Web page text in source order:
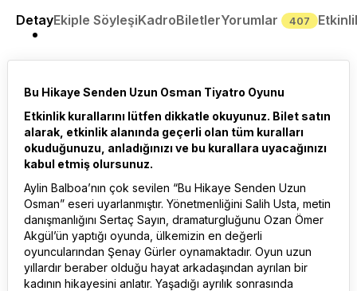
DetayEkiple SöyleşiKadroBiletlerYorumlar 407
Bu Hikaye Senden Uzun Osman Tiyatro Oyunu
Etkinlik kurallarını lütfen dikkatle okuyunuz. Bilet satın
alarak, etkinlik alanında geçerli olan tüm kuralları
okuduğunuzu, anladığınızı ve bu kurallara uyacağınızı
kabul etmiş olursunuz.
Aylin Balboa’nın çok sevilen “Bu Hikaye Senden Uzun
Osman” eseri uyarlanmıştır. Yönetmenliğini Salih Usta, metin
danışmanlığını Sertaç Sayın, dramaturgluğunu Ozan Ömer
Akgül’ün yaptığı oyunda, ülkemizin en değerli
oyuncularından Şenay Gürler oynamaktadır. Oyun uzun
yıllardır beraber olduğu hayat arkadaşından ayrılan bir
kadının hikayesini anlatır. Yaşadığı ayrılık sonrasında